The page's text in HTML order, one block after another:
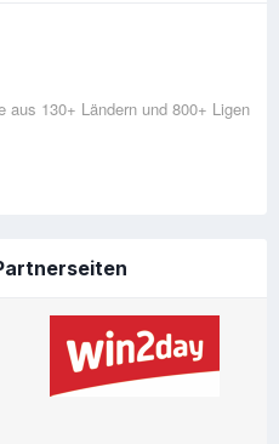
aus 130+ Ländern und 800+ Ligen